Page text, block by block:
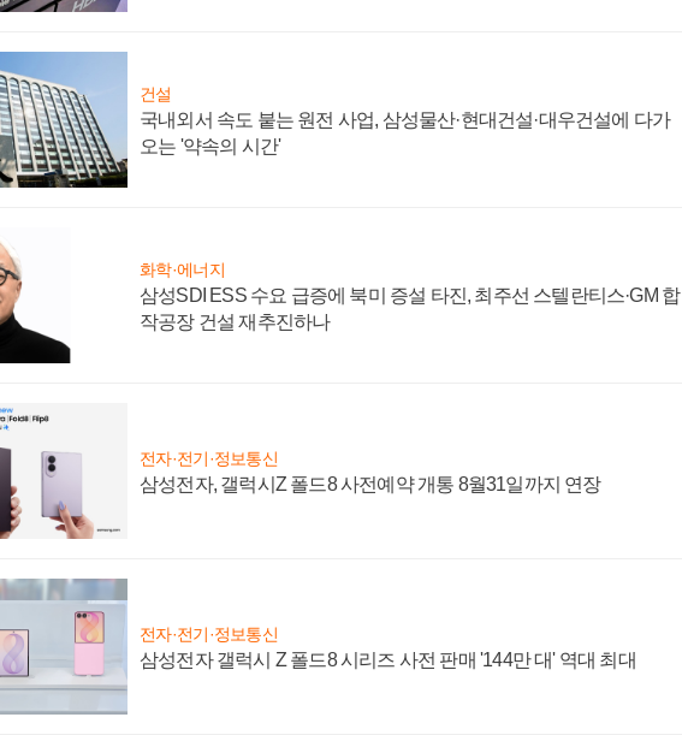
건설
국내외서 속도 붙는 원전 사업, 삼성물산·현대건설·대우건설에 다가
오는 '약속의 시간'
화학·에너지
삼성SDI ESS 수요 급증에 북미 증설 타진, 최주선 스텔란티스·GM 합
작공장 건설 재추진하나
전자·전기·정보통신
삼성전자, 갤럭시Z 폴드8 사전예약 개통 8월31일까지 연장
전자·전기·정보통신
삼성전자 갤럭시 Z 폴드8 시리즈 사전 판매 '144만 대' 역대 최대